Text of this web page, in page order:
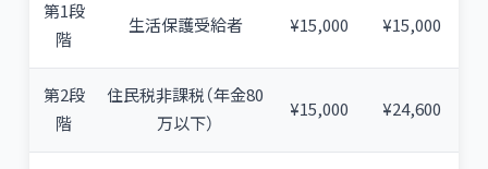
第1段
階
生活保護受給者 ¥15,000 ¥15,000
第2段
階
住民税非課税（年金80
万以下）
¥15,000 ¥24,600